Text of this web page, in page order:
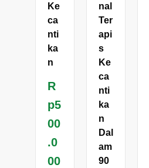
Ke
ca
nti
ka
n
R
p5
00
.0
00
nal
Ter
api
s
Ke
ca
nti
ka
n
Dal
am
90